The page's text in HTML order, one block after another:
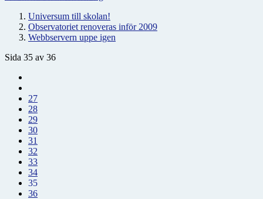
Universum till skolan!
Observatoriet renoveras inför 2009
Webbservern uppe igen
Sida 35 av 36
27
28
29
30
31
32
33
34
35
36